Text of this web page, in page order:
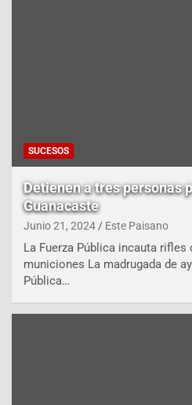
SUCESOS
Detienen a tres personas
Guanacaste
Junio 21, 2024 Este Paisano
La Fuerza Pública incauta
municiones La madrugada de
Pública…